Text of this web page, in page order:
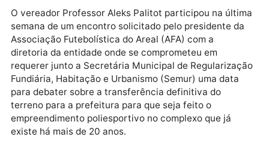
O vereador Professor Aleks Palitot participou na
semana de um encontro solicitado pelo presidente
Associação Futebolística do Areal (AFA) com a
diretoria da entidade onde se comprometeu em
requerer junto a Secretária Municipal de
Fundiária, Habitação e Urbanismo (Semur) uma data